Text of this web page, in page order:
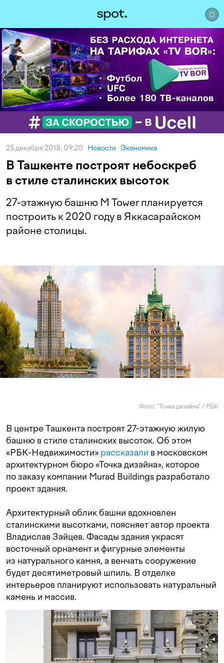
25 декабря 2018, 09:20 Новости Экономика
В Ташкенте построят небоскреб
в стиле сталинских высоток
27-этажную башню M Tower планируется
построить к 2020 году в Яккасарайском
районе столицы.
Фото: "Точка дизайна" / РБК
В центре Ташкента построят 27-этажную жилую
башню в стиле сталинских высоток. Об этом
«РБК-Недвижимости» рассказали в московском
архитектурном бюро «Точка дизайна», которое
по заказу компании Murad Buildings разработало
проект здания.
Архитектурный облик башни вдохновлен
сталинскими высотками, поясняет автор проекта
Владислав Зайцев. Фасады здания украсят
восточный орнамент и фигурные элементы
из натурального камня, а венчать сооружение
будет десятиметровый шпиль. В отделке
интерьеров планируют использовать натуральный
камень и массив.